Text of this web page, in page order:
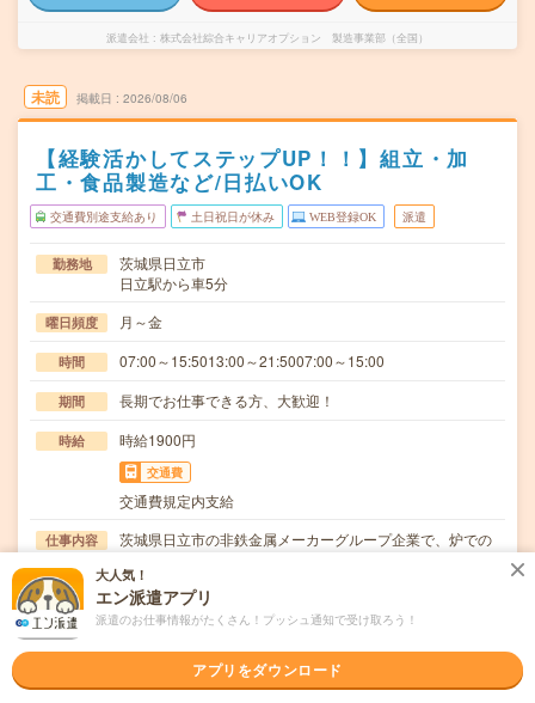
派遣会社 株式会社綜合キャリアオプション 製造事業部（全国）
未読 掲載日 2026/08/06
【経験活かしてステップUP！！】組立・加
工・食品製造など/日払いOK
交通費別途支給あり 土日祝日が休み WEB登録OK 派遣
勤務地
茨城県日立市
日立駅から車5分
曜日頻度 月～金
時間 07:00～15:5013:00～21:5007:00～15:00
期間 長期でお仕事できる方、大歓迎！
時給 時給1900円
交通費
交通費規定内支給
仕事内容
茨城県日立市の非鉄金属メーカーグループ企業で、炉での
応募資格
ブランクOK / 英語力不要
◆経験者歓迎！◆ExcelやWordの操作できる方歓迎！〇ま
職場の雰囲気
大人気！
エン派遣アプリ
派遣のお仕事情報がたくさん！プッシュ通知で受け取ろう！
アプリをダウンロード